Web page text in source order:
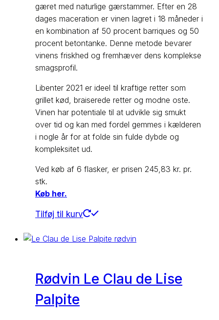
gæret med naturlige gærstammer. Efter en 28
dages maceration er vinen lagret i 18 måneder i
en kombination af 50 procent barriques og 50
procent betontanke. Denne metode bevarer
vinens friskhed og fremhæver dens komplekse
smagsprofil.
Libenter 2021 er ideel til kraftige retter som
grillet kød, braiserede retter og modne oste.
Vinen har potentiale til at udvikle sig smukt
over tid og kan med fordel gemmes i kælderen
i nogle år for at folde sin fulde dybde og
kompleksitet ud.
Ved køb af 6 flasker, er prisen 245,83 kr. pr.
stk.
Køb her.
Tilføj til kurv
Rødvin Le Clau de Lise
Palpite